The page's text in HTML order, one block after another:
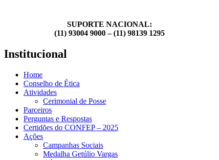
SUPORTE NACIONAL:
(11) 93004 9000 – (11) 98139 1295
Institucional
Home
Conselho de Ética
Atividades
Cerimonial de Posse
Parceiros
Perguntas e Respostas
Certidões do CONFEP – 2025
Ações
Campanhas Sociais
Medalha Getúlio Vargas